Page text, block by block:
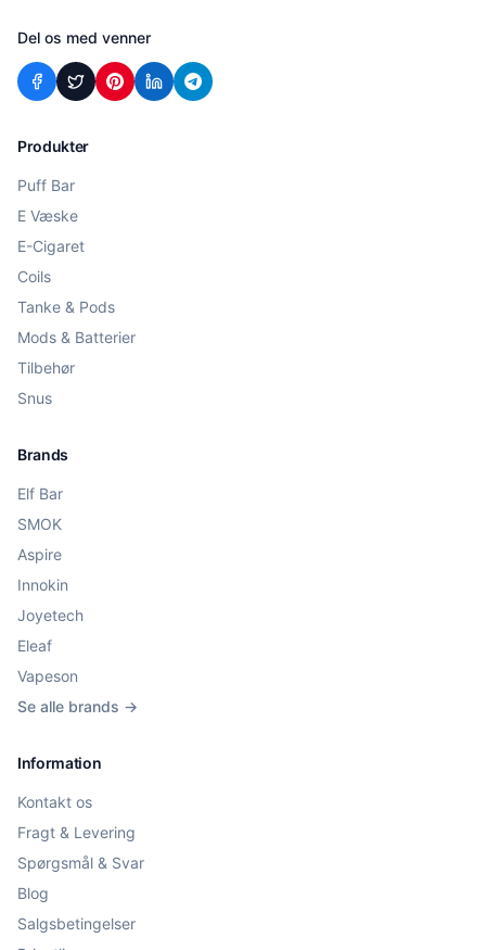
Del os med venner
Produkter
Puff Bar
E Væske
E-Cigaret
Coils
Tanke & Pods
Mods & Batterier
Tilbehør
Snus
Brands
Elf Bar
SMOK
Aspire
Innokin
Joyetech
Eleaf
Vapeson
Se alle brands →
Information
Kontakt os
Fragt & Levering
Spørgsmål & Svar
Blog
Salgsbetingelser